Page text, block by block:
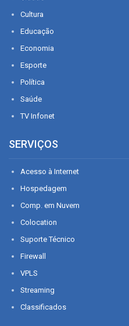
Cultura
Educação
Economia
Esporte
Política
Saúde
TV Infonet
SERVIÇOS
Acesso à Internet
Hospedagem
Comp. em Nuvem
Colocation
Suporte Técnico
Firewall
VPLS
Streaming
Classificados